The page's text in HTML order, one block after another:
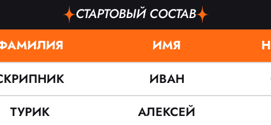
СТАРТОВЫЙ СОСТАВ
ИМЯ
ИВАН
ТУРИК
АЛЕКСЕЙ